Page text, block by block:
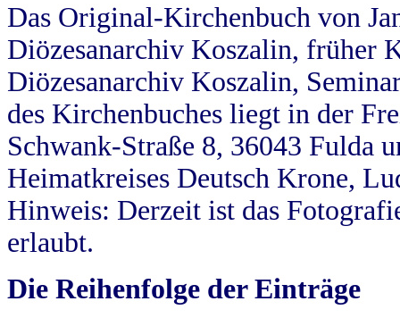
Das Original-Kirchenbuch von
Diözesanarchiv Koszalin, früher
Diözesanarchiv Koszalin,
des Kirchenbuches liegt in der
Schwank-Straße 8, 36043 Fulda
Heimatkreises Deutsch Krone,
Hinweis: Derzeit ist das
erlaubt.
Die Reihenfolge der Einträge